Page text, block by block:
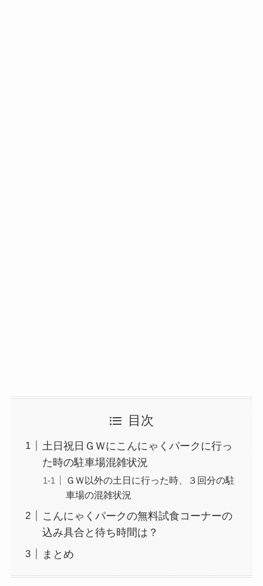
目次
土日祝日ＧＷにこんにゃくパークに行っ
た時の駐車場混雑状況
ＧＷ以外の土日に行った時、３回分の駐
車場の混雑状況
こんにゃくパークの無料試食コーナーの
込み具合と待ち時間は？
まとめ